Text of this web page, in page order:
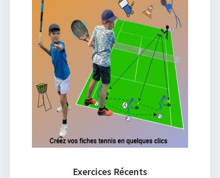
Exercices Récents